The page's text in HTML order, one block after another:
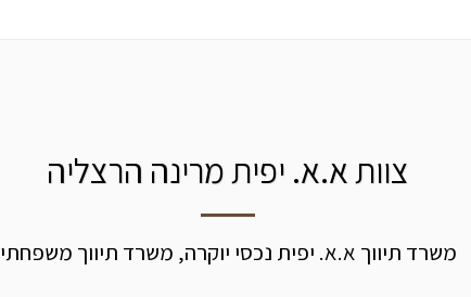
צוות א.א. יפית מרינה הרצליה
משרד תיווך א.א. יפית נכסי יוקרה, משרד תיווך משפחתי